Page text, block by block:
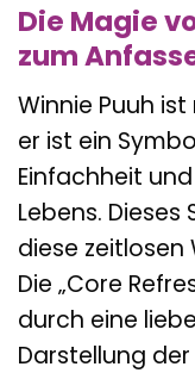
Die Magie
zum
Winnie Puuh
er ist ein
Einfachheit
Lebens. Dieses
diese zeitlosen
Die „Core
durch eine
Darstellung